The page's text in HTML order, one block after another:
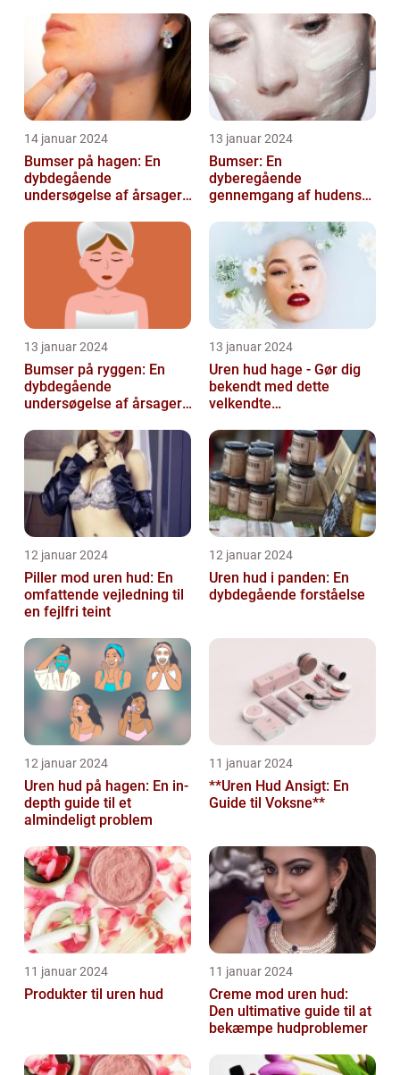
14 januar 2024
Bumser på hagen: En
dybdegående
undersøgelse af årsager,
forebyggelse
13 januar 2024
Bumser: En
dyberegående
gennemgang af hudens
13 januar 2024
Bumser på ryggen: En
dybdegående
undersøgelse af årsager,
forebyggelse
13 januar 2024
Uren hud hage - Gør dig
bekendt med dette
velkendte
12 januar 2024
Piller mod uren hud: En
omfattende vejledning til
en fejlfri teint
12 januar 2024
Uren hud i panden: En
dybdegående forståelse
12 januar 2024
Uren hud på hagen: En in-
depth guide til et
almindeligt problem
11 januar 2024
**Uren Hud Ansigt: En
Guide til Voksne**
11 januar 2024
Produkter til uren hud
11 januar 2024
Creme mod uren hud:
Den ultimative guide til at
bekæmpe hudproblemer